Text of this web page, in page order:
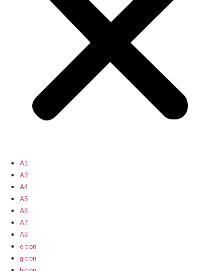
A1
A3
A4
A5
A6
A7
A8
e-tron
g-tron